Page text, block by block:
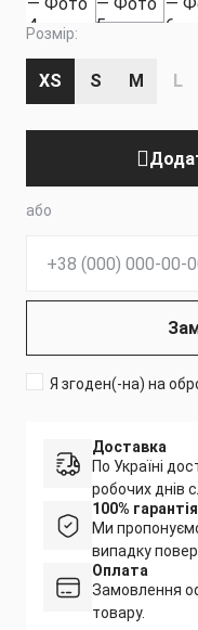
Розмір:
XS S M L
або
Я згоден(-на) на
Доставка
По Україні
робочих днів
100%
Ми
випадку
Оплата
Замовлення
товару.